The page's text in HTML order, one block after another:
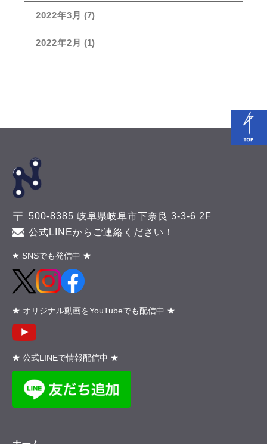
2022年3月 (7)
2022年2月 (1)
500-8385 岐阜県岐阜市下奈良 3-3-6 2F
公式LINEからご連絡ください！
★ SNSでも発信中 ★
★ オリジナル動画をYouTubeでも配信中 ★
★ 公式LINEで情報配信中 ★